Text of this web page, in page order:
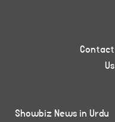
Contact
Us
Showbiz News in Urdu